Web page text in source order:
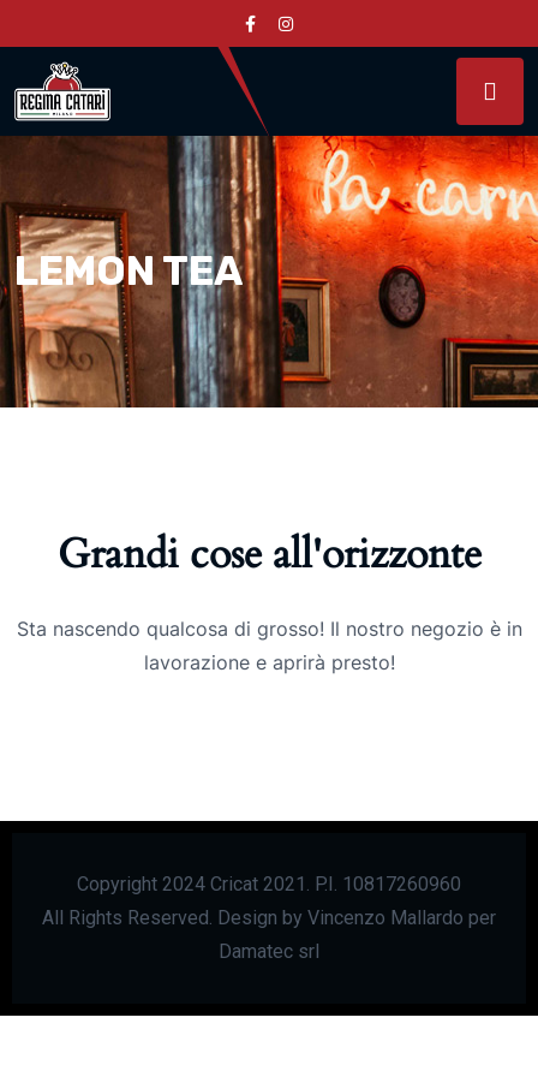
LEMON TEA
Grandi cose all'orizzonte
Sta nascendo qualcosa di grosso! Il nostro negozio è in
lavorazione e aprirà presto!
Copyright 2024 Cricat 2021. P.I. 10817260960
All Rights Reserved. Design by Vincenzo Mallardo per
Damatec srl